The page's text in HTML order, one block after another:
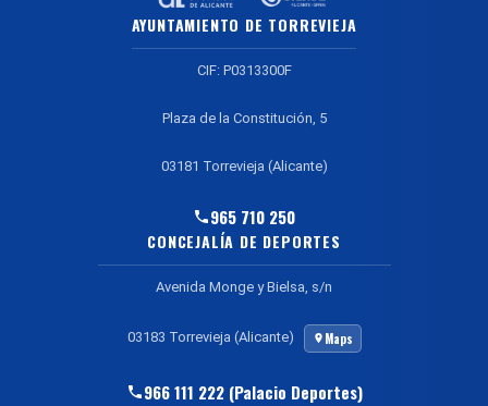
AYUNTAMIENTO DE TORREVIEJA
CIF: P0313300F
Plaza de la Constitución, 5
03181 Torrevieja (Alicante)
965 710 250
CONCEJALÍA DE DEPORTES
Avenida Monge y Bielsa, s/n
03183 Torrevieja (Alicante) Maps
966 111 222 (Palacio Deportes)